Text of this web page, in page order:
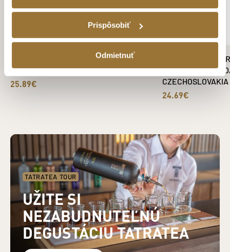
Prispôsobiť
Odmietnuť
TATRATEA 52 % ORIGINÁL +
DEGUSTAČNÁ SADA II. SÉRIA
25.89€
TATRATEA 52 %
DEGUSTAČNÁ
24.69€
TATRATEA TOUR
UŽITE SI
NEZABUDNUTEĽNÚ
DEGUSTÁCIU TATRATEA